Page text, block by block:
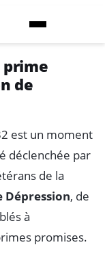
prime
de
est un moment
déclenchée par
de la
Dépression, de
à
promises.